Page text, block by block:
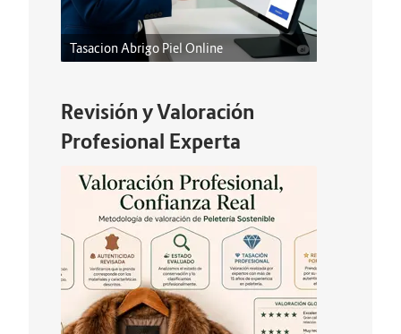
Tasacion Abrigo Piel Online
Revisión y Valoración
Profesional Experta